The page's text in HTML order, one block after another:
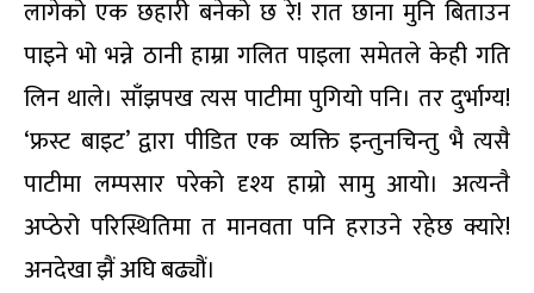
लागेको एक छहारी बनेको छ रे! रात छाना मुनि बिताउन
पाइने भो भन्ने ठानी हाम्रा गलित पाइला समेतले केही गति
लिन थाले। साँझपख त्यस पाटीमा पुगियो पनि। तर दुर्भाग्य!
‘फ्रस्ट बाइट’ द्वारा पीडित एक व्यक्ति इन्तुनचिन्तु भै त्यसै
पाटीमा लम्पसार परेको दृश्य हाम्रो सामु आयो। अत्यन्तै
अप्ठेरो परिस्थितिमा त मानवता पनि हराउने रहेछ क्यारे!
अनदेखा झैं अघि बढ्यौं।